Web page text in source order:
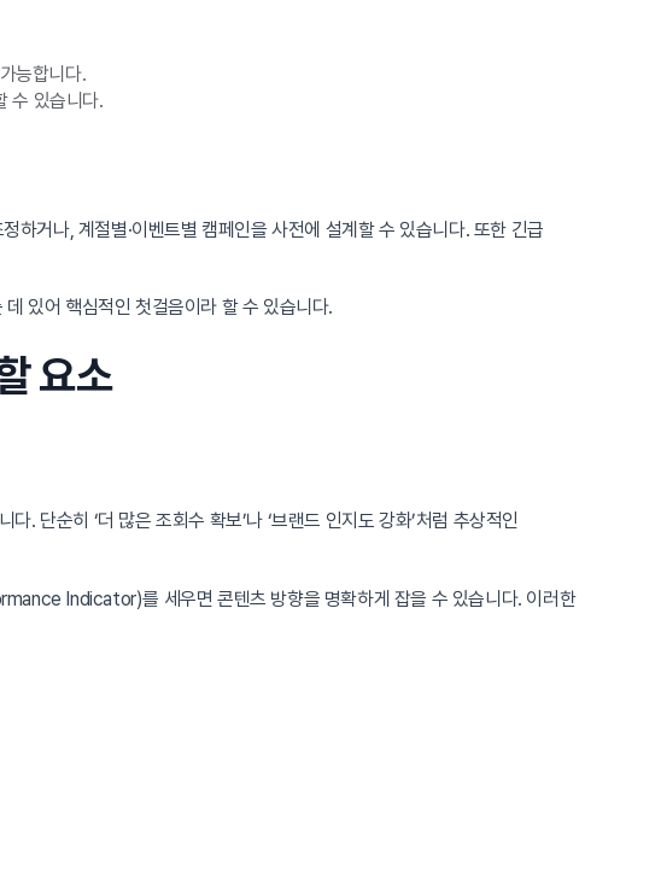
능합니다.
수 있습니다.
하거나, 계절별·이벤트별 캠페인을 사전에 설계할 수 있습니다. 또한 긴급
있어 핵심적인 첫걸음이라 할 수 있습니다.
요소
. 단순히 ‘더 많은 조회수 확보’나 ‘브랜드 인지도 강화’처럼 추상적인
Indicator)를 세우면 콘텐츠 방향을 명확하게 잡을 수 있습니다. 이러한